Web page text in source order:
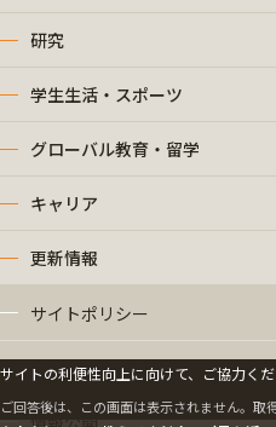
研究
学生生活・スポーツ
グローバル教育・留学
キャリア
更新情報
サイトポリシー
プライバシーポリシー
サイトの利便性向上に向けて、ご協力くだ
ご回答後は、この画面は表示されません。取